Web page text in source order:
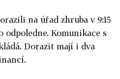
na úřad zhruba v 9:15
odpoledne. Komunikace s
Dorazit mají i dva